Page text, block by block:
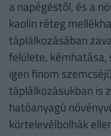
a napégéstől, és a
kaolin réteg
táplálkozásában
felülete,
igen finom
táplálkozásukban is
hatóanyagú
körtelevélbolhák